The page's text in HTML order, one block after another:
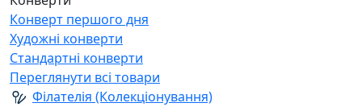
Конверт першого дня
Художні конверти
Стандартні конверти
Переглянути всі товари
Філателія (Колекціонування)